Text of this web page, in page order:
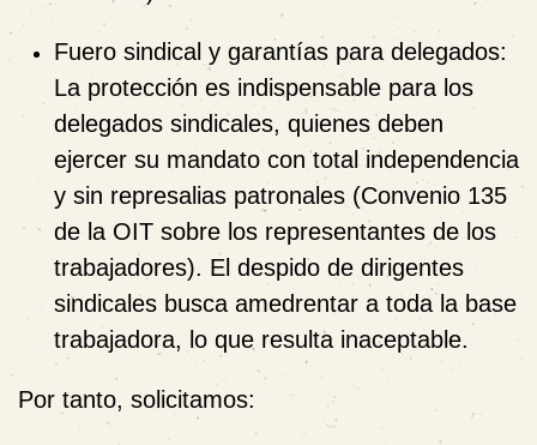
Fuero sindical y garantías para delegados:
La protección es indispensable para los
delegados sindicales, quienes deben
ejercer su mandato con total independencia
y sin represalias patronales (Convenio 135
de la OIT sobre los representantes de los
trabajadores). El despido de dirigentes
sindicales busca amedrentar a toda la base
trabajadora, lo que resulta inaceptable.
Por tanto, solicitamos: